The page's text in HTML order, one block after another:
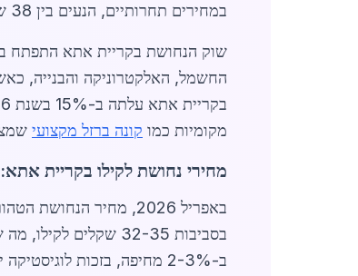
במחירים תחרותיים, הנעים בין 38 שקלים לקילוגרם לנחושת טהורה לבין 45 שקלים לקילו למוצרים מעובדים כמו צינורות וחוטים.
מקומיות כמו קונה ברזל מקצועי
מחירי נחושת לקילו בקריית
בסביבות 32-35
ב-2-3% מחיפה, בזכות לוגיסטיקה יעילה. לדוגמה,